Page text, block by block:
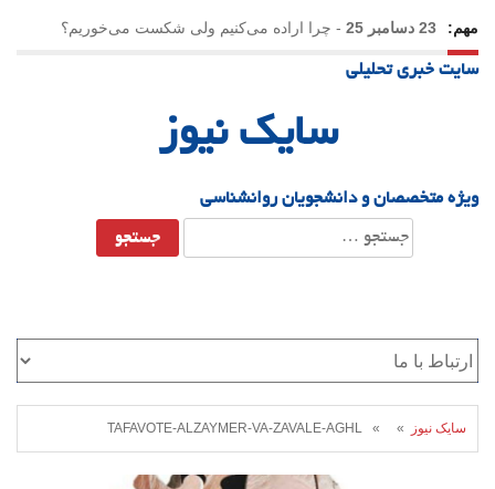
مهم: 23 دسامبر 25 - چرا اراده می‌کنیم ولی شکست می‌خوریم؟
21 دسامبر 25
سایت خبری تحلیلی
سایک نیوز
ویژه متخصصان و دانشجویان روانشناسی
جستجو
برای:
سایک نیوز » » TAFAVOTE-ALZAYMER-VA-ZAVALE-AGHL